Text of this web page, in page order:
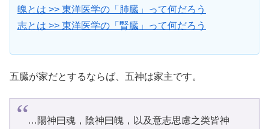
魄とは >> 東洋医学の「肺臓」って何だろう
志とは >> 東洋医学の「腎臓」って何だろう
五臓が家だとするならば、五神は家主です。
…陽神曰魂，陰神曰魄，以及意志思慮之类皆神